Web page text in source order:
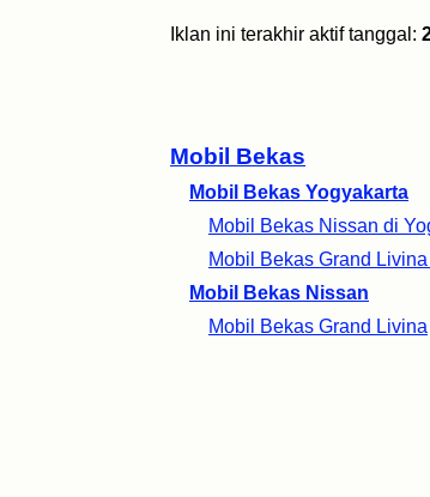
Mobil Bekas
Mobil Bekas Yogyakarta
Mobil Bekas Nissan di
Mobil Bekas Grand
Mobil Bekas Nissan
Mobil Bekas Grand Livina
Iklan ini terakhir aktif tanggal: